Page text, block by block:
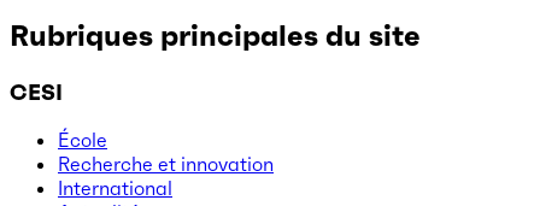
Rubriques principales du site
CESI
École
Recherche et innovation
International